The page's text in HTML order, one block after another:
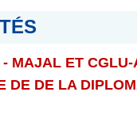
MAJAL ET
DE DE LA